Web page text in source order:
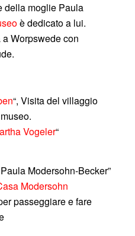
della moglie Paula
è dedicato a lui.
Worpswede con
“, Visita del villaggio
Vogeler“
Modersohn-Becker”
Modersohn
passeggiare e fare